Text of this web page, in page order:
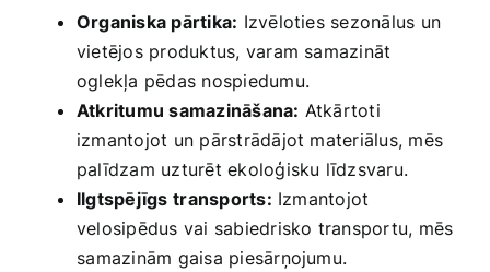
Organiska pārtika: Izvēloties sezonālus un‍
vietējos produktus, varam samazināt⁣
oglekļa pēdas nospiedumu.
Atkritumu samazināšana: Atkārtoti
izmantojot un pārstrādājot‍ materiālus, mēs
palīdzam uzturēt ekoloģisku līdzsvaru.
Ilgtspējīgs⁤ transports: Izmantojot
velosipēdus vai​ sabiedrisko transportu, ⁤mēs
⁤samazinām gaisa piesārņojumu.